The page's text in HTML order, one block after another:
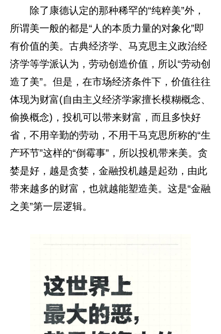
除了康德认定的那种稀罕的“纯粹美”外，
所谓美一般的都是“人的本质力量的对象化”即
有价值的美。古典经济学、马克思主义政治经
济学等学派认为，劳动创造价值，所以“劳动创
造了美”。但是，在市场经济条件下，价值往往
体现为财富(自由主义经济学家擅长模糊概念、
偷换概念)，投机可以带来财富，而且多快好
省，不用辛勤的劳动，不用干马克思所称的“生
产环节”这样的“倒霉事”，所以投机带来美。贪
婪是好，越是贪婪，金融投机越是起劲，由此
带来越多的财富，也就越能塑造美。这是“金融
之美”第一层逻辑。